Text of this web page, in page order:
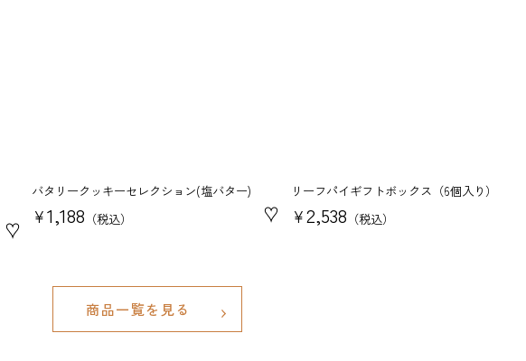
♥
バタリークッキーセレクション(塩バター)
¥1,188 税込 ♥
リーフパイギフトボックス（6個入り）
¥2,538 税込
商品一覧を見る